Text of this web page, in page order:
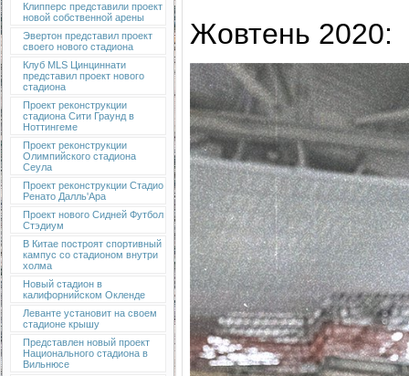
Клипперс представили проект
новой собственной арены
Эвертон представил проект
своего нового стадиона
Клуб MLS Цинциннати
представил проект нового
стадиона
Проект реконструкции
стадиона Сити Граунд в
Ноттингеме
Проект реконструкции
Олимпийского стадиона
Сеула
Проект реконструкции Стадио
Ренато Далль'Ара
Проект нового Сидней Футбол
Стэдиум
В Китае построят спортивный
кампус со стадионом внутри
холма
Новый стадион в
калифорнийском Окленде
Леванте установит на своем
стадионе крышу
Представлен новый проект
Национального стадиона в
Вильнюсе
Жовтень 2020: